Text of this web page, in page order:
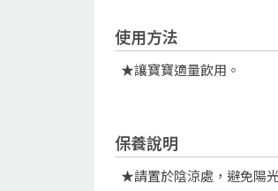
使用方法
★讓寶寶適量飲用。
保養說明
★請置於陰涼處，避免陽